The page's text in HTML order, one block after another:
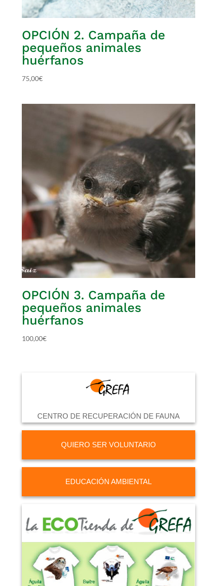
OPCIÓN 2. Campaña de
pequeños animales
huérfanos
75,00€
OPCIÓN 3. Campaña de
pequeños animales
huérfanos
100,00€
CENTRO DE RECUPERACIÓN DE FAUNA
QUIERO SER VOLUNTARIO
EDUCACIÓN AMBIENTAL